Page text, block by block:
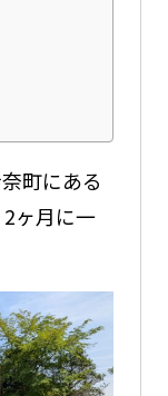
町にある
ヶ月に一